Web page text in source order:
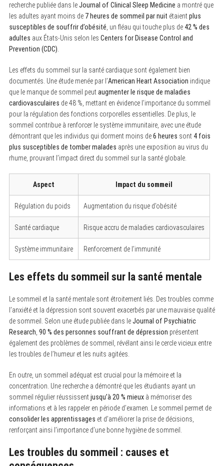
recherche publiée dans leJournal of Clinical Sleep Medicine a montré que
les adultes ayant moins de 7 heures de sommeil par nuit étaientplus
susceptibles de souffrir d’obésité , un fléau qui touche plus de 42 % des
adultes aux États-Unis selon les Centers for Disease Control and
Prevention (CDC)
Les effets du sommeil sur la santé cardiaque sont également bien
documentés. Une étude menée par l’American Heart Association indique
que le manque de sommeil peutaugmenter le risque de maladies
cardiovasculaires de 48 %, mettant en évidence l’importance du sommeil
pour la régulation des fonctions corporelles essentielles. De plus, le
sommeil contribue à renforcer le système immunitaire, avec une étude
démontrant que les individus qui dorment moins de6 heures sont 4 fois
plus susceptibles de tomber malades après une exposition au virus du
rhume, prouvant l’impact direct du sommeil sur la santé globale.
Aspect Impact du sommeil
Régulation du poids Augmentation du risque d’obésité
Santé cardiaque Risque accru de maladies cardiovasculaires
Système immunitaire Renforcement de l’immunité
Les effets du sommeil sur la santé mentale
Le sommeil et la santé mentale sont étroitement liés. Des troubles comme
l’anxiété et la dépression sont souvent exacerbés par une mauvaise qualité
de sommeil. Selon une étude publiée dans leJournal of Psychiatric
Research 90 % des personnes souffrant de dépression présentent
également des problèmes de sommeil, révélant ainsi le cercle vicieux entre
les troubles de l’humeur et les nuits agitées.
En outre, un sommeil adéquat est crucial pour la mémoire et la
concentration. Une recherche a démontré que les étudiants ayant un
sommeil régulier réussissentjusqu’à 20 % mieuxà mémoriser des
informations et à les rappeler en période d’examen. Le sommeil permet de
consolider les apprentissages et d’améliorer la prise de décisions,
renforçant ainsi l’importance d’une bonne hygiène de sommeil.
Les troubles du sommeil : causes et